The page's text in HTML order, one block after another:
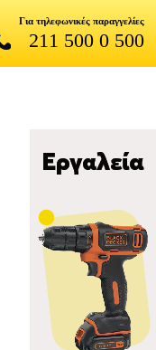
Για τηλεφωνικές παραγγελίες
211 500 0 500